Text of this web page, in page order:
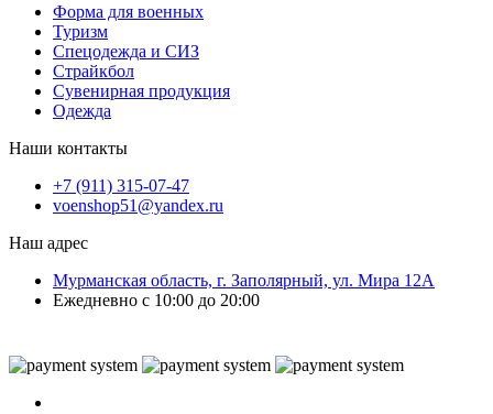
Форма для военных
Туризм
Спецодежда и СИЗ
Страйкбол
Сувенирная продукция
Одежда
Наши контакты
+7 (911) 315-07-47
voenshop51@yandex.ru
Наш адрес
Мурманская область, г. Заполярный, ул. Мира 12А
Ежедневно с 10:00 до 20:00